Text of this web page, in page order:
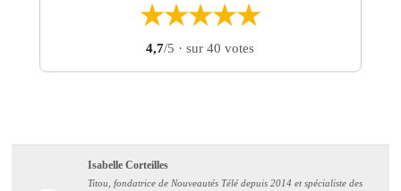
★★★★★
4,7/5 · sur 40 votes
Isabelle Corteilles
Titou, fondatrice de Nouveautés Télé depuis 2014 et spécialiste des